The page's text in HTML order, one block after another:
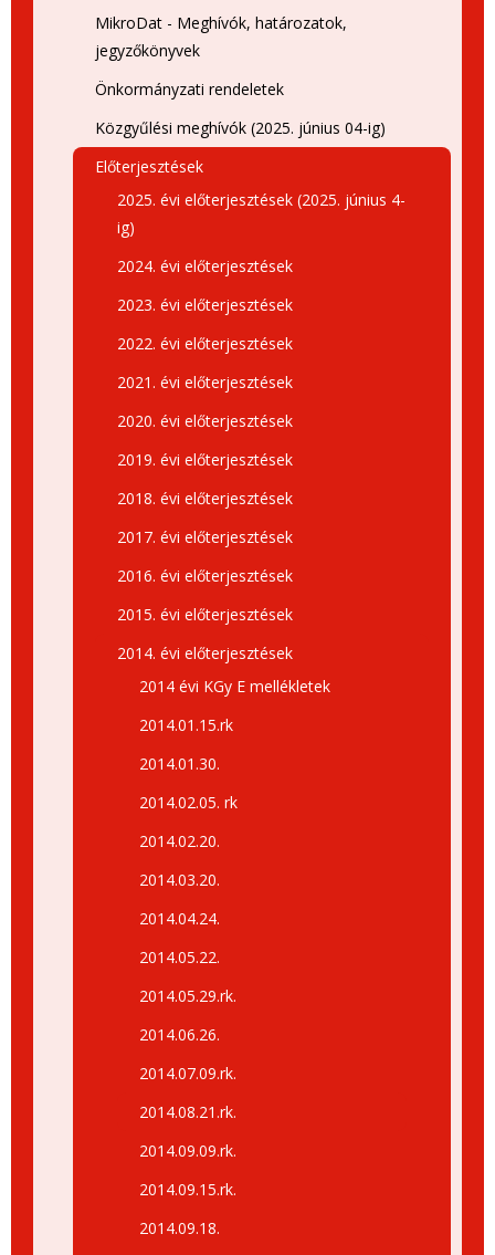
MikroDat - Meghívók, határozatok,
jegyzőkönyvek
Önkormányzati rendeletek
Közgyűlési meghívók (2025. június 04-ig)
Előterjesztések
2025. évi előterjesztések (2025. június 4-
ig)
2024. évi előterjesztések
2023. évi előterjesztések
2022. évi előterjesztések
2021. évi előterjesztések
2020. évi előterjesztések
2019. évi előterjesztések
2018. évi előterjesztések
2017. évi előterjesztések
2016. évi előterjesztések
2015. évi előterjesztések
2014. évi előterjesztések
2014 évi KGy E mellékletek
2014.01.15.rk
2014.01.30.
2014.02.05. rk
2014.02.20.
2014.03.20.
2014.04.24.
2014.05.22.
2014.05.29.rk.
2014.06.26.
2014.07.09.rk.
2014.08.21.rk.
2014.09.09.rk.
2014.09.15.rk.
2014.09.18.